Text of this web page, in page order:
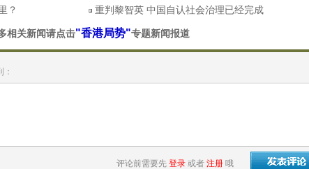
？
重判黎智英 中国自认社会治理已经完成
相关新闻请点击"香港局势"专题新闻报道
：
评论前需要先 登录 或者 注册 哦